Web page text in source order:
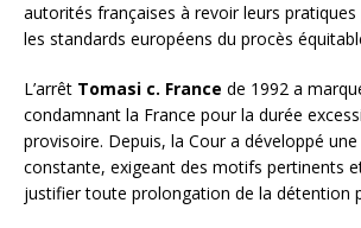
autorités françaises à revoir leurs
les standards européens du procès
L’arrêt Tomasi c. France de 1992 a
condamnant la France pour la durée
provisoire. Depuis, la Cour a développé
constante, exigeant des motifs pertinents
justifier toute prolongation de la détention